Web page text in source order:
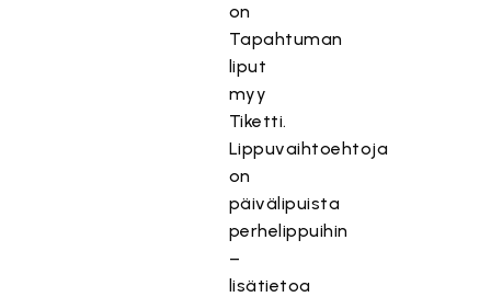
on
Tapahtuman
liput
myy
Tiketti.
Lippuvaihtoehtoja
on
päivälipuista
perhelippuihin
–
lisätietoa